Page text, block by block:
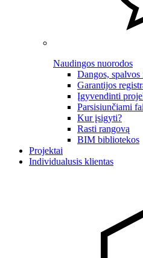
Naudingos nuorodos
Dangos,
Garantijos
Įgyvendinti
Parsisiunčiami
Kur įsigyti?
Rasti rangovą
BIM bibliotekos
Projektai
Individualusis klientas